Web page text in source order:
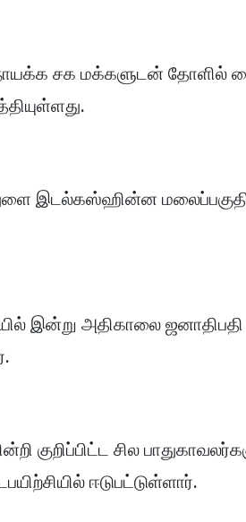
சக மக்களுடன் தோளில்
இடல்கஸ்ஹின்ன
இன்று அதிகாலை ஜனாதிபதி
குறிப்பிட்ட சில
ஈடுபட்டுள்ளார்.